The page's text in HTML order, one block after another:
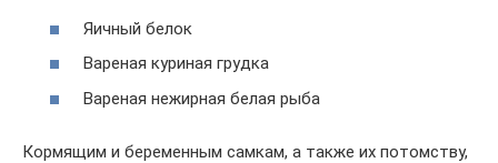
Яичный белок
Вареная куриная грудка
Вареная нежирная белая рыба
Кормящим и беременным самкам, а также их потомству,